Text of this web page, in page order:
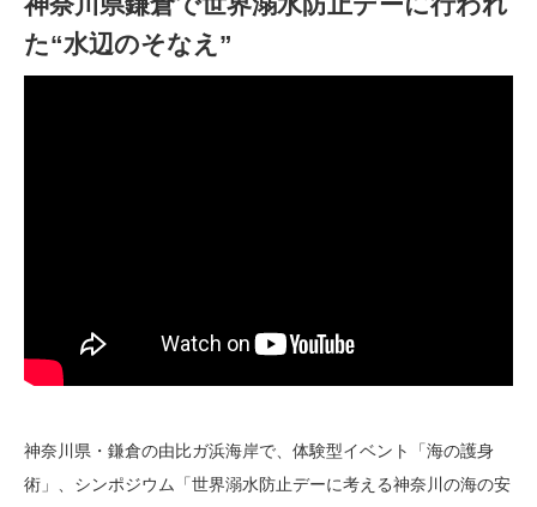
た“水辺のそなえ”
神奈川県・鎌倉の由比ガ浜海岸で、体験型イベント「海の護身
術」、シンポジウム「世界溺水防止デーに考える神奈川の海の安